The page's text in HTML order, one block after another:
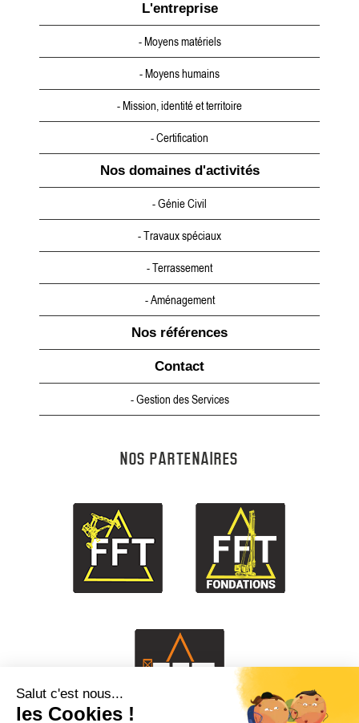
L'entreprise
- Moyens matériels
- Moyens humains
- Mission, identité et territoire
- Certification
Nos domaines d'activités
- Génie Civil
- Travaux spéciaux
- Terrassement
- Aménagement
Nos références
Contact
- Gestion des Services
NOS PARTENAIRES